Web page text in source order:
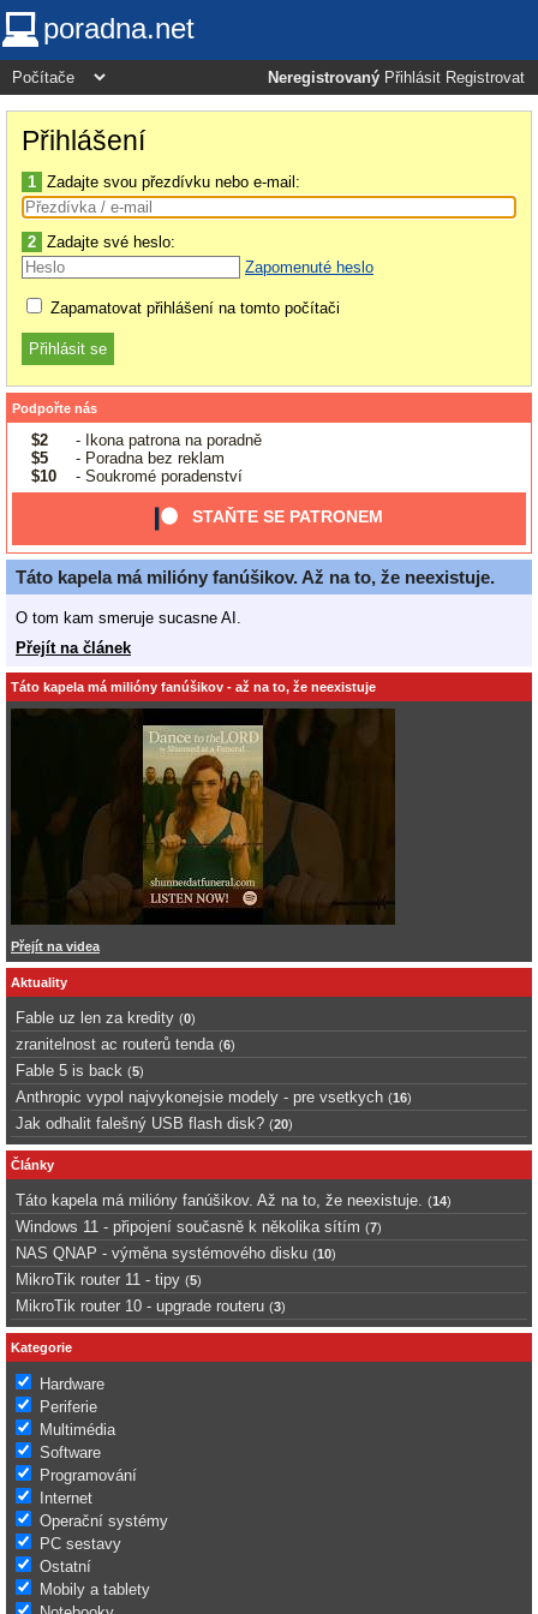
poradna.net
Neregistrovaný Přihlásit Registrovat
Přihlášení
1 Zadajte svou přezdívku nebo e-mail:
2 Zadajte své heslo:
Zapomenuté heslo
Zapamatovat přihlášení na tomto počítači
Podpořte nás
$2
- Ikona patrona na poradně
$5
- Poradna bez reklam
$10
- Soukromé poradenství
STAŇTE SE PATRONEM
Táto kapela má milióny fanúšikov. Až na to, že neexistuje.
O tom kam smeruje sucasne AI.
Přejít na článek
Táto kapela má milióny fanúšikov - až na to, že neexistuje
Přejít na videa
Aktuality
Fable uz len za kredity (0)
zranitelnost ac routerů tenda (6)
Fable 5 is back (5)
Anthropic vypol najvykonejsie modely - pre vsetkych (16)
Jak odhalit falešný USB flash disk? (20)
Články
Táto kapela má milióny fanúšikov. Až na to, že neexistuje. (14)
Windows 11 - připojení současně k několika sítím (7)
NAS QNAP - výměna systémového disku (10)
MikroTik router 11 - tipy (5)
MikroTik router 10 - upgrade routeru (3)
Kategorie
Hardware
Periferie
Multimédia
Software
Programování
Internet
Operační systémy
PC sestavy
Ostatní
Mobily a tablety